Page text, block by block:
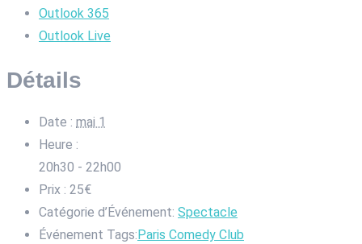
Outlook 365
Outlook Live
Détails
Date : mai 1
Heure :
20h30 - 22h00
Prix : 25€
Catégorie d’Événement: Spectacle
Événement Tags: Paris Comedy Club